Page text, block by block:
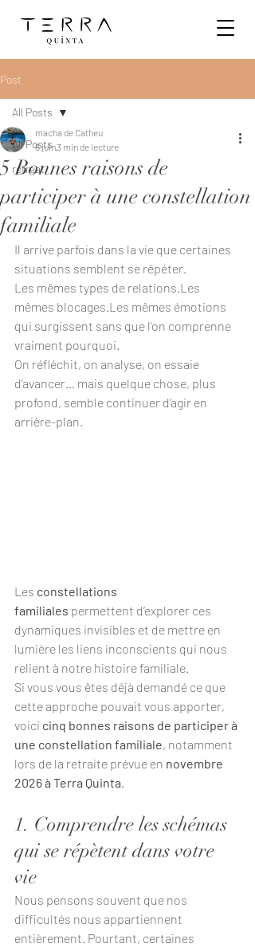
Post
All Posts
retreat
All Posts
5 Bonnes raisons de
participer à une constellation
familiale
macha de Catheu
6 juin3 min de lecture
Il arrive parfois dans la vie que certaines
situations semblent se répéter.
Les mêmes types de relations.Les
mêmes blocages.Les mêmes émotions
qui surgissent sans que l’on comprenne
vraiment pourquoi.
On réfléchit, on analyse, on essaie
d’avancer… mais quelque chose, plus
profond, semble continuer d’agir en
arrière-plan.
Les constellations
familiales permettent d’explorer ces
dynamiques invisibles et de mettre en
lumière les liens inconscients qui nous
relient à notre histoire familiale.
Si vous vous êtes déjà demandé ce que
cette approche pouvait vous apporter,
voici cinq bonnes raisons de participer à
une constellation familiale, notamment
lors de la retraite prévue en novembre
2026 à Terra Quinta.
1. Comprendre les schémas
qui se répètent dans votre
vie
Nous pensons souvent que nos
difficultés nous appartiennent
entièrement. Pourtant, certaines